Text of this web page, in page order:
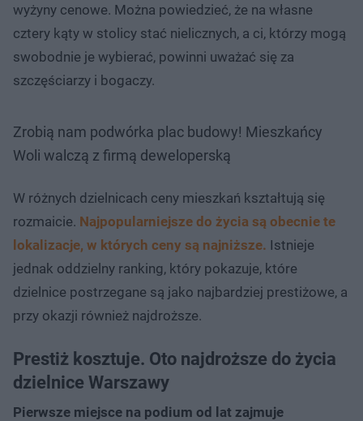
wyżyny cenowe. Można powiedzieć, że na własne
cztery kąty w stolicy stać nielicznych, a ci, którzy mogą
swobodnie je wybierać, powinni uważać się za
szczęściarzy i bogaczy.
Zrobią nam podwórka plac budowy! Mieszkańcy
Woli walczą z firmą deweloperską
W różnych dzielnicach ceny mieszkań kształtują się
rozmaicie. Najpopularniejsze do życia są obecnie te
lokalizacje, w których ceny są najniższe. Istnieje
jednak oddzielny ranking, który pokazuje, które
dzielnice postrzegane są jako najbardziej prestiżowe, a
przy okazji również najdroższe.
Prestiż kosztuje. Oto najdroższe do życia
dzielnice Warszawy
Pierwsze miejsce na podium od lat zajmuje